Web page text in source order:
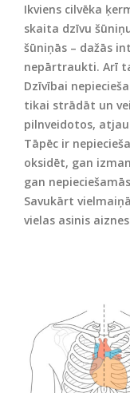
Ikviens cilvēka
skaita dzīvu
šūniņās – dažās
nepārtraukti. Arī
Dzīvībai
tikai strādāt un
pilnveidotos,
Tāpēc ir
oksidēt, gan
gan
Savukārt
vielas asinis